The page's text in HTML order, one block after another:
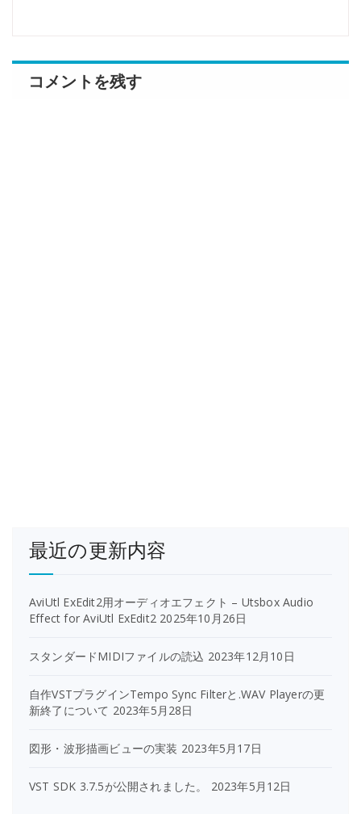
コメントを残す
最近の更新内容
AviUtl ExEdit2用オーディオエフェクト – Utsbox Audio
Effect for AviUtl ExEdit2 2025年10月26日
スタンダードMIDIファイルの読込 2023年12月10日
自作VSTプラグインTempo Sync Filterと.WAV Playerの更
新終了について 2023年5月28日
図形・波形描画ビューの実装 2023年5月17日
VST SDK 3.7.5が公開されました。 2023年5月12日